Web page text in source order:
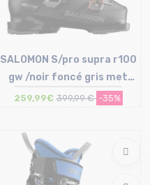
25/25.5 cm | 26/26.5 cm
SALOMON S/pro supra r100
gw /noir foncé gris met
orange tiger
259,99€ 399,99 € -35%